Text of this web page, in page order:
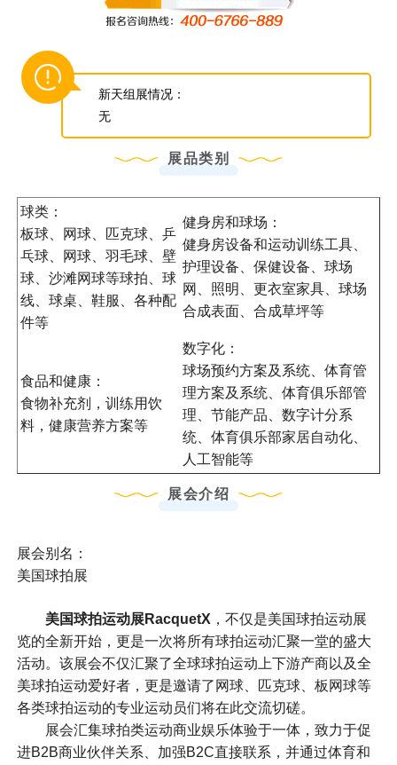
新天组展情况：
无
展品类别
球类：
板球、网球、匹克球、乒
乓球、网球、羽毛球、壁
球、沙滩网球等球拍、球
线、球桌、鞋服、各种配
件等
健身房和球场：
健身房设备和运动训练工具、
护理设备、保健设备、球场
网、照明、更衣室家具、球场
合成表面、合成草坪等
食品和健康：
食物补充剂，训练用饮
料，健康营养方案等
数字化：
球场预约方案及系统、体育管
理方案及系统、体育俱乐部管
理、节能产品、数字计分系
统、体育俱乐部家居自动化、
人工智能等
展会介绍
展会别名：
美国球拍展
美国球拍运动展RacquetX ，不仅是美国球拍运动展
览的全新开始，更是一次将所有球拍运动汇聚一堂的盛大
活动。该展会不仅汇聚了全球球拍运动上下游产商以及全
美球拍运动爱好者，更是邀请了网球、匹克球、板网球等
各类球拍运动的专业运动员们将在此交流切磋。
展会汇集球拍类运动商业娱乐体验于一体，致力于促
进B2B商业伙伴关系、加强B2C直接联系，并通过体育和